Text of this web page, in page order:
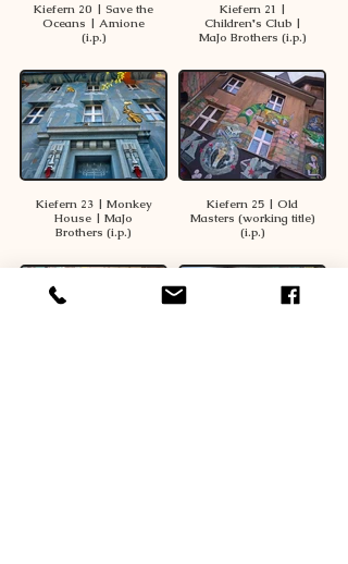
Kiefern 20 | Save the
Oceans | Amione
(i.p.)
Kiefern 21 |
Children's Club |
MaJo Brothers (i.p.)
Kiefern 23 | Monkey
House | MaJo
Brothers (i.p.)
Kiefern 25 | Old
Masters (working title)
(i.p.)